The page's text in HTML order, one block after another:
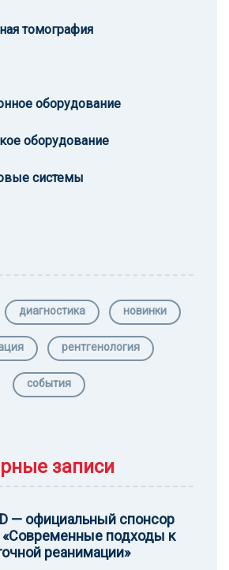
томография
оборудование
оборудование
системы
диагностика новинки
рентгенология
события
записи
— официальный спонсор
«Современные подходы к
реанимации»